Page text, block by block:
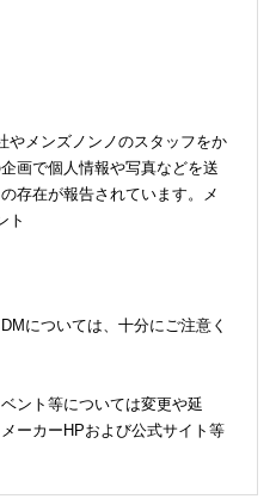
やメンズノンノのスタッフをか
画で個人情報や写真などを送
存在が報告されています。メ
ト
については、十分にご注意く
ント等については変更や延
ーカーHPおよび公式サイト等